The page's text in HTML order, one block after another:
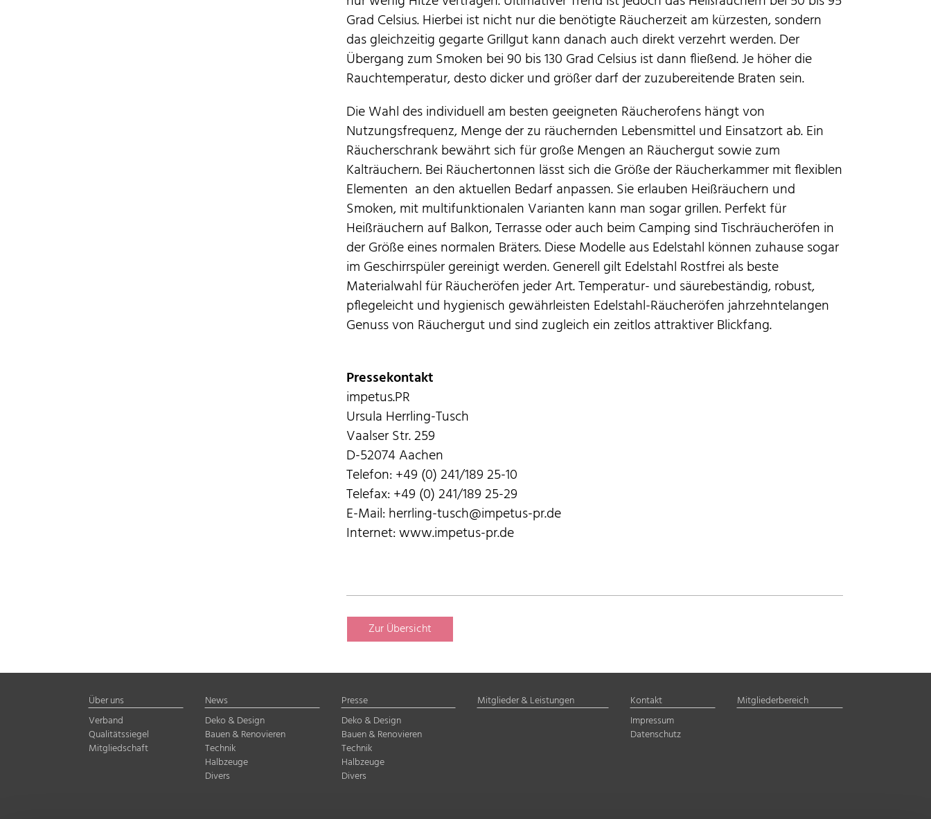
Grad Celsius. Hierbei ist nicht nur die benötigte Räucherzeit am kürzesten, sondern
das gleichzeitig gegarte Grillgut kann danach auch direkt verzehrt werden. Der
Übergang zum Smoken bei 90 bis 130 Grad Celsius ist dann fließend. Je höher die
Rauchtemperatur, desto dicker und größer darf der zuzubereitende Braten sein.
Die Wahl des individuell am besten geeigneten Räucherofens hängt von
Nutzungsfrequenz, Menge der zu räuchernden Lebensmittel und Einsatzort ab. Ein
Räucherschrank bewährt sich für große Mengen an Räuchergut sowie zum
Kalträuchern. Bei Räuchertonnen lässt sich die Größe der Räucherkammer mit flexiblen
Elementen an den aktuellen Bedarf anpassen. Sie erlauben Heißräuchern und
Smoken, mit multifunktionalen Varianten kann man sogar grillen. Perfekt für
Heißräuchern auf Balkon, Terrasse oder auch beim Camping sind Tischräucheröfen in
der Größe eines normalen Bräters. Diese Modelle aus Edelstahl können zuhause sogar
im Geschirrspüler gereinigt werden. Generell gilt Edelstahl Rostfrei als beste
Materialwahl für Räucheröfen jeder Art. Temperatur- und säurebeständig, robust,
pflegeleicht und hygienisch gewährleisten Edelstahl-Räucheröfen jahrzehntelangen
Genuss von Räuchergut und sind zugleich ein zeitlos attraktiver Blickfang.
Pressekontakt
impetus.PR
Ursula Herrling-Tusch
Vaalser Str. 259
D-52074 Aachen
Telefon: +49 (0) 241/189 25-10
Telefax: +49 (0) 241/189 25-29
E-Mail: herrling-tusch@impetus-pr.de
Internet: www.impetus-pr.de
Zur Übersicht
Über uns
Verband
Qualitätssiegel
Mitgliedschaft
News
Deko & Design
Bauen & Renovieren
Technik
Halbzeuge
Divers
Presse
Deko & Design
Bauen & Renovieren
Technik
Halbzeuge
Divers
Mitglieder & Leistungen
Kontakt
Impressum
Datenschutz
Mitgliederbereich